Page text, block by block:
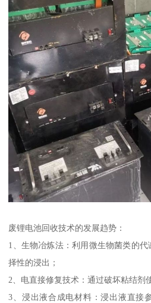
废锂电池回收技术的发展趋势：
1、生物冶炼法：利用微生物菌类的
择性的浸出；
2、电直接修复技术：通过破坏粘结剂
3、浸出液合成电材料：浸出液直接